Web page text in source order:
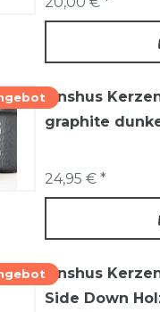
Onshus
graphite
24,95 € *
Onshus
Side Down